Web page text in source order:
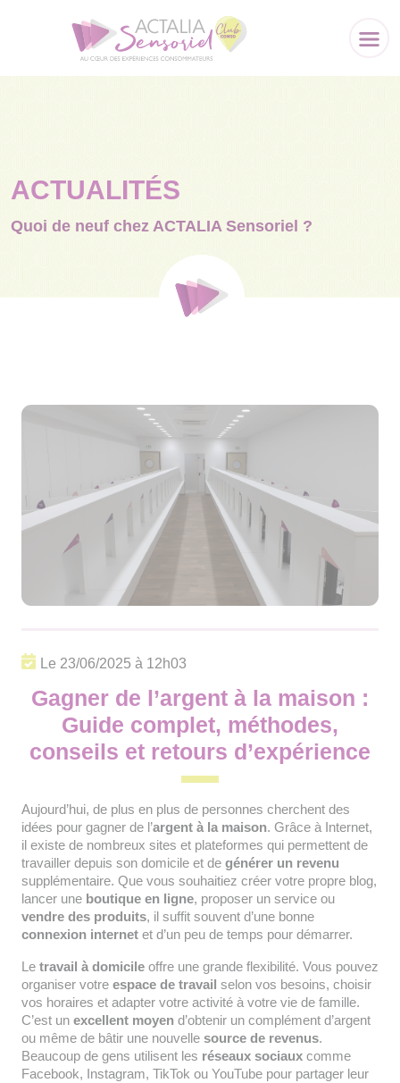
ACTUALITÉS
Quoi de neuf chez ACTALIA Sensoriel ?
Le 23/06/2025 à 12h03
Gagner de l’argent à la maison :
Guide complet, méthodes,
conseils et retours d’expérience
Aujourd’hui, de plus en plus de personnes cherchent des
idées pour gagner de l’argent à la maison. Grâce à Internet,
il existe de nombreux sites et plateformes qui permettent de
travailler depuis son domicile et de générer un revenu
supplémentaire. Que vous souhaitiez créer votre propre blog,
lancer une boutique en ligne, proposer un service ou
vendre des produits, il suffit souvent d’une bonne
connexion internet et d’un peu de temps pour démarrer.
Le travail à domicile offre une grande flexibilité. Vous pouvez
organiser votre espace de travail selon vos besoins, choisir
vos horaires et adapter votre activité à votre vie de famille.
C’est un excellent moyen d’obtenir un complément d’argent
ou même de bâtir une nouvelle source de revenus.
Beaucoup de gens utilisent les réseaux sociaux comme
Facebook, Instagram, TikTok ou YouTube pour partager leur